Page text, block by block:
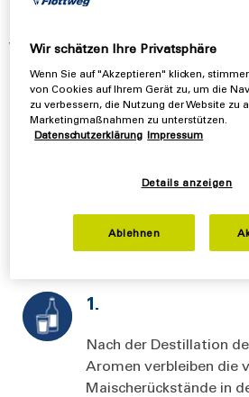
Wie funktioniert der
Schlempeentwässerung in
Spirituosenindustrie?
Der Prozess der Entwässerung von
Herausforderungen mit sich.
Entwässerung von Schlempe
Lösungen für dieeffiziente
1.
Nach der Destillation
Aromen verbleiben die
Maischerückstände in
Wir schätzen Ihre Privatsphäre
Wenn Sie auf "Akzeptieren" klicken,
von Cookies auf Ihrem Gerät zu, um die
zu verbessern, die Nutzung der Website zu
Marketingmaßnahmen zu unterstützen.
Datenschutzerklärung Impressum
Details anzeigen
Ablehnen